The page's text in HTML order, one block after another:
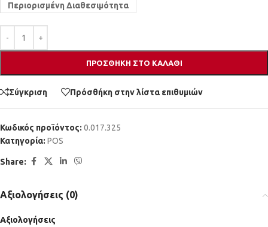
Περιορισμένη Διαθεσιμότητα
ΠΡΟΣΘΉΚΗ ΣΤΟ ΚΑΛΆΘΙ
Σύγκριση Πρόσθήκη στην λίστα επιθυμιών
Κωδικός προϊόντος: 0.017.325
Κατηγορία: POS
Share:
Αξιολογήσεις (0)
Αξιολογήσεις